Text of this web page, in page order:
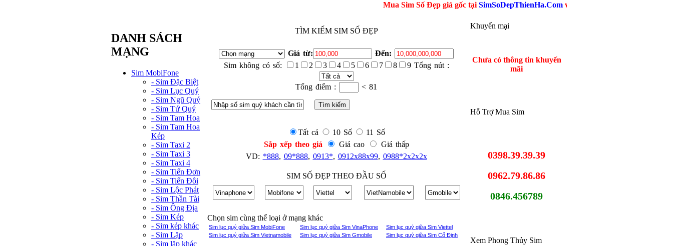
Mua Sim Số Đẹp giá gốc tạiSimSoDepThienHa.Comvới hàng triệu Sim Giá Rẻ Viettel,
DANH SÁCH
MẠNG
Sim MobiFone
- Sim Đặc Biệt
- Sim Lục Quý
- Sim Ngũ Quý
- Sim Tứ Quý
- Sim Tam Hoa
- Sim Tam Hoa
Kép
- Sim Taxi 2
- Sim Taxi 3
- Sim Taxi 4
- Sim Tiến Đơn
- Sim Tiến Đôi
- Sim Lộc Phát
- Sim Thần Tài
- Sim Ông Địa
- Sim Kép
- Sim kép khác
- Sim Lặp
- Sim lặp khác
TÌM KIẾM SIM SỐ ĐẸP
Giá từ:
Đến:
Sim không có số:
1 2 3 4 5 6 7 8 9 Tổng nút :
Tổng điểm : < 81
Tất cả 10 Số
11 Số
Sắp xếp theo giá
Giá cao
Giá thấp
VD: *888, 09*888, 0913*, 0912x88x99, 0988*2x2x2x
SIM SỐ ĐẸP THEO ĐẦU SỐ
Chọn sim cùng thể loại ở mạng khác
Sim lục quý giữa Sim MobiFone Sim lục quý giữa Sim VinaPhone
Sim lục quý giữa Sim Viettel
Sim lục quý giữa Sim Vietnamobile
Sim lục quý giữa Sim Gmobile Sim lục quý giữa Sim Cố Định
Khuyến mại
Chưa có thông tin khuyến
mãi
Hỗ Trợ Mua Sim
0398.39.39.39
0962.79.86.86
0846.456789
Xem Phong Thủy Sim